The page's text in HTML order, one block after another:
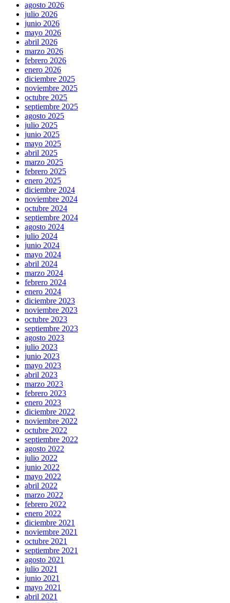
agosto 2026
julio 2026
junio 2026
mayo 2026
abril 2026
marzo 2026
febrero 2026
enero 2026
diciembre 2025
noviembre 2025
octubre 2025
septiembre 2025
agosto 2025
julio 2025
junio 2025
mayo 2025
abril 2025
marzo 2025
febrero 2025
enero 2025
diciembre 2024
noviembre 2024
octubre 2024
septiembre 2024
agosto 2024
julio 2024
junio 2024
mayo 2024
abril 2024
marzo 2024
febrero 2024
enero 2024
diciembre 2023
noviembre 2023
octubre 2023
septiembre 2023
agosto 2023
julio 2023
junio 2023
mayo 2023
abril 2023
marzo 2023
febrero 2023
enero 2023
diciembre 2022
noviembre 2022
octubre 2022
septiembre 2022
agosto 2022
julio 2022
junio 2022
mayo 2022
abril 2022
marzo 2022
febrero 2022
enero 2022
diciembre 2021
noviembre 2021
octubre 2021
septiembre 2021
agosto 2021
julio 2021
junio 2021
mayo 2021
abril 2021